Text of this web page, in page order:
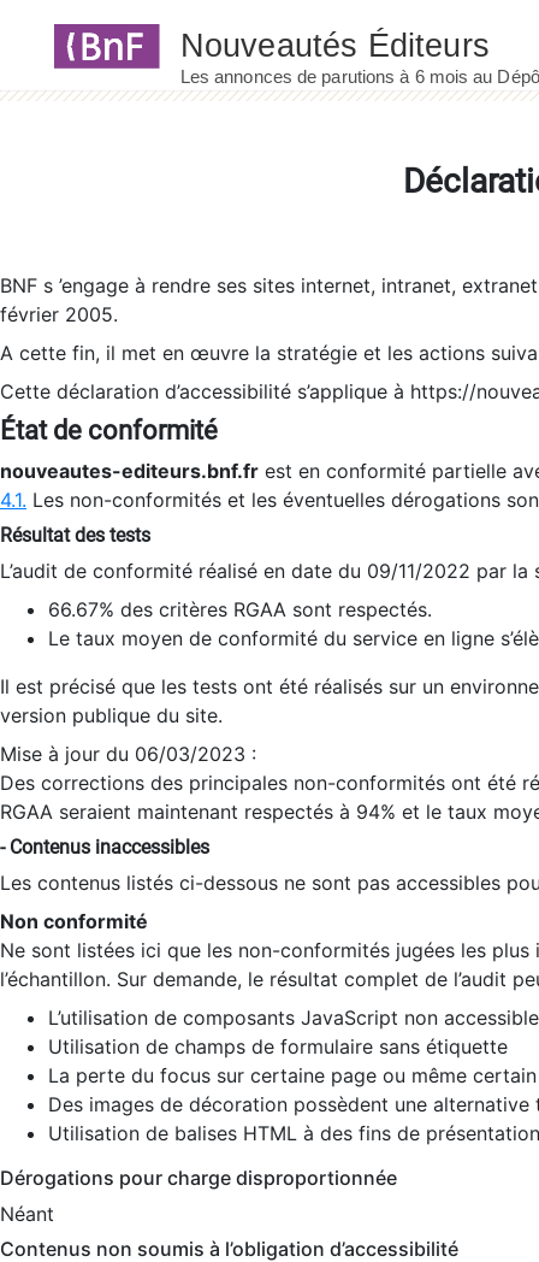
BNF s ’engage à rendre ses sites internet, intranet,
février 2005.
A cette fin, il met en œuvre la stratégie et les actions
Cette déclaration d’accessibilité s’applique à https://
État de conformité
nouveautes-editeurs.bnf.fr est en conformité partielle
4.1. Les non-conformités et les éventuelles dérogations
Résultat des tests
L’audit de conformité réalisé en date du 09/11/2022 par
66.67% des critères RGAA sont respectés.
Le taux moyen de conformité du service en ligne
Il est précisé que les tests ont été réalisés sur un
version publique du site.
Mise à jour du 06/03/2023 :
Des corrections des principales non-conformités ont été
RGAA seraient maintenant respectés à 94% et le taux
- Contenus inaccessibles
Les contenus listés ci-dessous ne sont pas accessibles
Non conformité
Ne sont listées ici que les non-conformités jugées les
l’échantillon. Sur demande, le résultat complet de l’audit
L’utilisation de composants JavaScript non
Utilisation de champs de formulaire sans étiquette
La perte du focus sur certaine page ou même
Des images de décoration possèdent une alternative
Utilisation de balises HTML à des fins de
Dérogations pour charge disproportionnée
Néant
Contenus non soumis à l’obligation d’accessibilité